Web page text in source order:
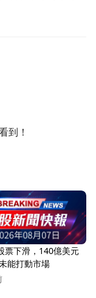
到！
票下滑，140億美元
能打動市場